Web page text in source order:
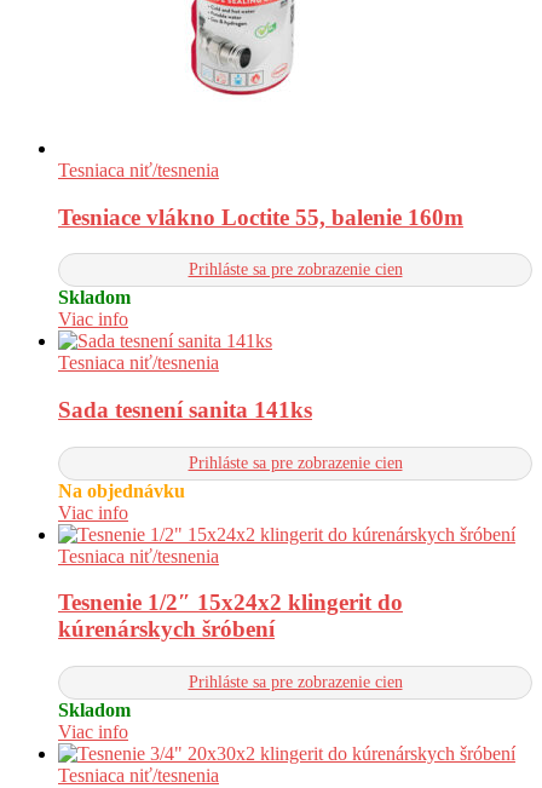
Tesniaca niť/tesnenia
Tesniace vlákno Loctite 55, balenie 160m
Prihláste sa pre zobrazenie cien
Skladom
Viac info
Tesniaca niť/tesnenia
Sada tesnení sanita 141ks
Prihláste sa pre zobrazenie cien
Na objednávku
Viac info
Tesniaca niť/tesnenia
Tesnenie 1/2″ 15x24x2 klingerit do
kúrenárskych šróbení
Prihláste sa pre zobrazenie cien
Skladom
Viac info
Tesniaca niť/tesnenia